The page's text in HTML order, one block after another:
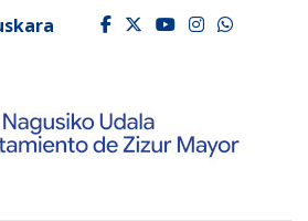
de
facebook
twitter
youtube